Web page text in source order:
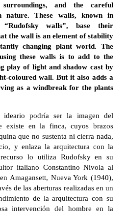
and the careful
nature. These walls, known in
walls”, base their
the wall is an element of stability
changing plant world. The
these walls is to add to the
play of light and shadow cast by
coloured wall. But it also adds a
as a windbreak for the plants
podría ser la imagen del
existe en la finca, cuyos brazos
que no sustenta ni cierra nada,
y enlaza la arquitectura con la
lo utiliza Rudofsky en su
italiano Constantino Nivola al
Amagansett, Nueva York (1940),
de las aberturas realizadas en un
de la arquitectura con su
intervención del hombre en la